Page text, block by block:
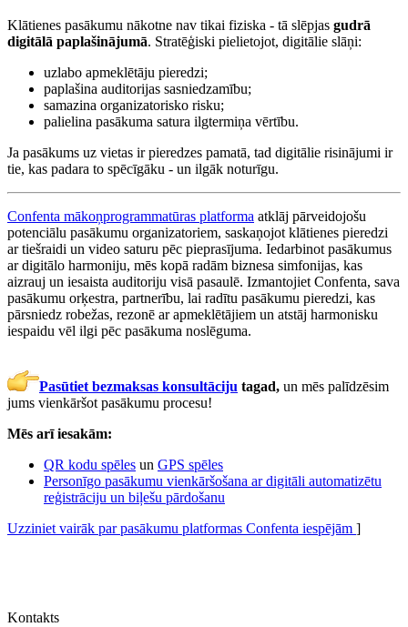
Klātienes pasākumu nākotne nav tikai fiziska - tā slēpjas gudrā
digitālā paplašinājumā. Stratēģiski pielietojot, digitālie slāņi:
uzlabo apmeklētāju pieredzi;
paplašina auditorijas sasniedzamību;
samazina organizatorisko risku;
palielina pasākuma satura ilgtermiņa vērtību.
Ja pasākums uz vietas ir pieredzes pamatā, tad digitālie risinājumi ir
tie, kas padara to spēcīgāku - un ilgāk noturīgu.
Confenta mākoņprogrammatūras platforma atklāj pārveidojošu
potenciālu pasākumu organizatoriem, saskaņojot klātienes pieredzi
ar tiešraidi un video saturu pēc pieprasījuma. Iedarbinot pasākumus
ar digitālo harmoniju, mēs kopā radām biznesa simfonijas, kas
aizrauj un iesaista auditoriju visā pasaulē. Izmantojiet Confenta, sava
pasākumu orķestra, partnerību, lai radītu pasākumu pieredzi, kas
pārsniedz robežas, rezonē ar apmeklētājiem un atstāj harmonisku
iespaidu vēl ilgi pēc pasākuma noslēguma.
Pasūtiet bezmaksas konsultāciju tagad, un mēs palīdzēsim
jums vienkāršot pasākumu procesu!
Mēs arī iesakām:
QR kodu spēles un GPS spēles
Personīgo pasākumu vienkāršošana ar digitāli automatizētu
reģistrāciju un biļešu pārdošanu
Uzziniet vairāk par pasākumu platformas Confenta iespējām ]
Kontakts